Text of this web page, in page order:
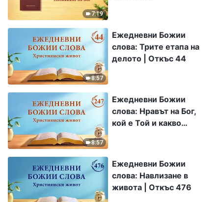
7:19
8:57
Ежедневни Божии
слова: Трите етапа на
делото | Откъс 44
8:57
Ежедневни Божии
слова: Нравът на Бог,
кой е Той и какво
Ежедневни Божии
слова: Навлизане в
живота | Откъс 476